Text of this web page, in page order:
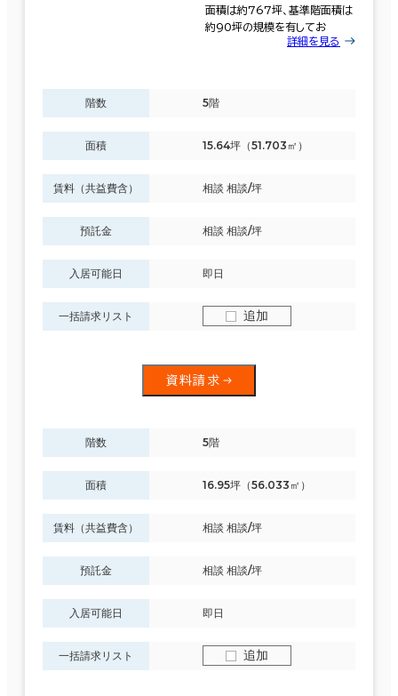
面積は約767坪、基準階面積は
約90坪の規模を有してお
詳細を見る
階数 5階
面積 15.64坪（51.703㎡）
賃料（共益費含） 相談 相談/坪
預託金 相談 相談/坪
入居可能日 即日
一括請求リスト 追加
資料請求
階数 5階
面積 16.95坪（56.033㎡）
賃料（共益費含） 相談 相談/坪
預託金 相談 相談/坪
入居可能日 即日
一括請求リスト 追加